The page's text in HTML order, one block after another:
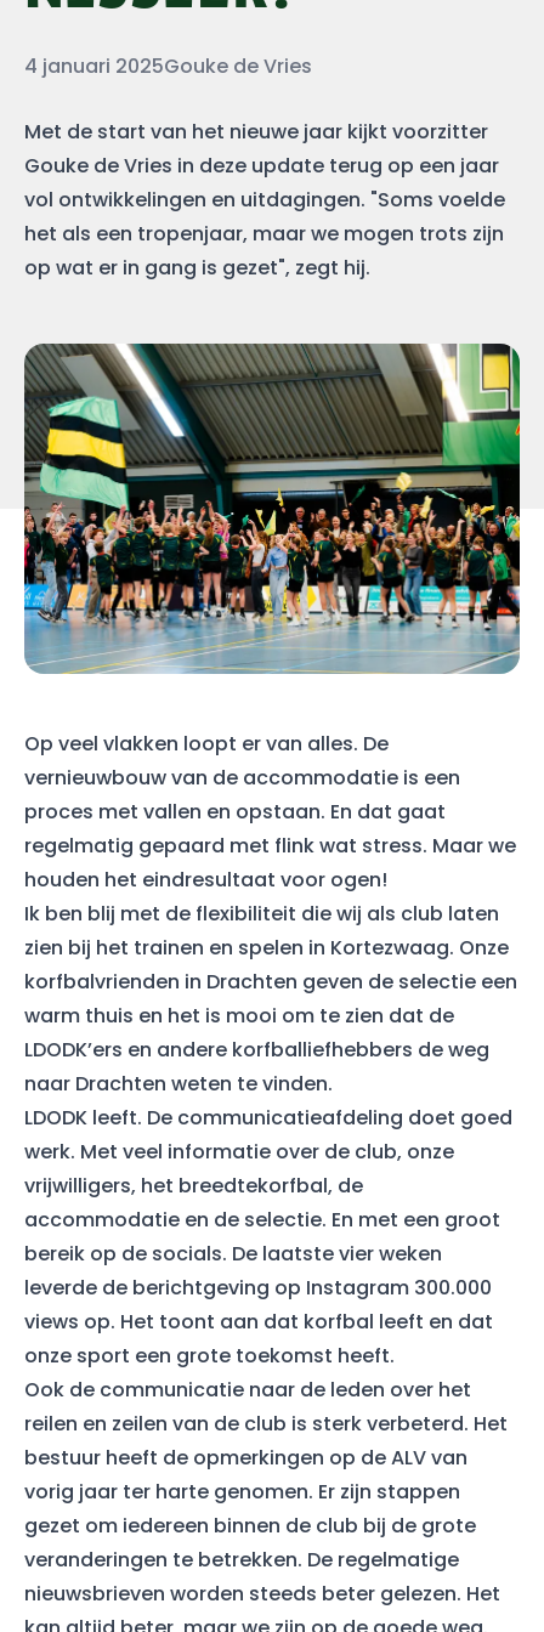
Datum
4 januari 2025Auteur
Gouke de Vries
Met de start van het nieuwe jaar kijkt voorzitter
Gouke de Vries in deze update terug op een jaar
vol ontwikkelingen en uitdagingen. "Soms voelde
het als een tropenjaar, maar we mogen trots zijn
op wat er in gang is gezet", zegt hij.
Op veel vlakken loopt er van alles. De
vernieuwbouw van de accommodatie is een
proces met vallen en opstaan. En dat gaat
regelmatig gepaard met flink wat stress. Maar we
houden het eindresultaat voor ogen!
Ik ben blij met de flexibiliteit die wij als club laten
zien bij het trainen en spelen in Kortezwaag. Onze
korfbalvrienden in Drachten geven de selectie een
warm thuis en het is mooi om te zien dat de
LDODK’ers en andere korfballiefhebbers de weg
naar Drachten weten te vinden.
LDODK leeft. De communicatieafdeling doet goed
werk. Met veel informatie over de club, onze
vrijwilligers, het breedtekorfbal, de
accommodatie en de selectie. En met een groot
bereik op de socials. De laatste vier weken
leverde de berichtgeving op Instagram 300.000
views op. Het toont aan dat korfbal leeft en dat
onze sport een grote toekomst heeft.
Ook de communicatie naar de leden over het
reilen en zeilen van de club is sterk verbeterd. Het
bestuur heeft de opmerkingen op de ALV van
vorig jaar ter harte genomen. Er zijn stappen
gezet om iedereen binnen de club bij de grote
veranderingen te betrekken. De regelmatige
nieuwsbrieven worden steeds beter gelezen. Het